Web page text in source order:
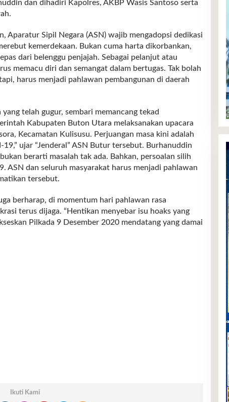
dan dihadiri Kapolres, AKBP Wasis Santoso serta
Aparatur Sipil Negara (ASN) wajib mengadopsi dedikasi
kemerdekaan. Bukan cuma harta dikorbankan,
dari belenggu penjajah. Sebagai pelanjut atau
memacu diri dan semangat dalam bertugas. Tak bolah
harus menjadi pahlawan pembangunan di daerah
telah gugur, sembari memancang tekad
Kabupaten Buton Utara melaksanakan upacara
Kecamatan Kulisusu. Perjuangan masa kini adalah
ujar “Jenderal” ASN Butur tersebut. Burhanuddin
berarti masalah tak ada. Bahkan, persoalan silih
ASN dan seluruh masyarakat harus menjadi pahlawan
tersebut.
berharap, di momentum hari pahlawan rasa
terus dijaga. “Hentikan menyebar isu hoaks yang
Pilkada 9 Desember 2020 mendatang yang damai
Ikuti Kami